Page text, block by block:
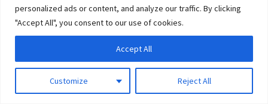
personalized ads or content, and analyze our traffic. By clicking
"Accept All", you consent to our use of cookies.
Customize Reject All
Accept All